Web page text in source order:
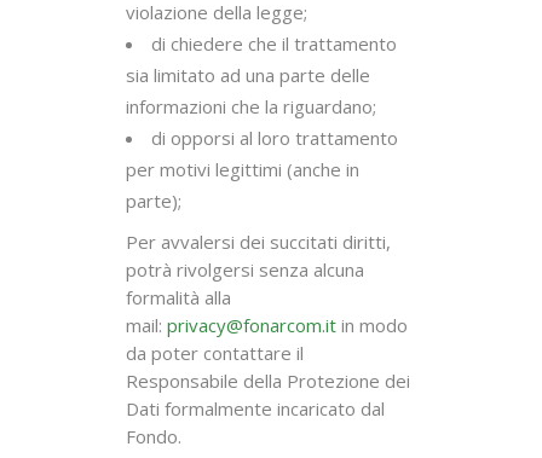
violazione della legge;
di chiedere che il trattamento
sia limitato ad una parte delle
informazioni che la riguardano;
di opporsi al loro trattamento
per motivi legittimi (anche in
parte);
Per avvalersi dei succitati diritti,
potrà rivolgersi senza alcuna
formalità alla
mail: privacy@fonarcom.it in modo
da poter contattare il
Responsabile della Protezione dei
Dati formalmente incaricato dal
Fondo.